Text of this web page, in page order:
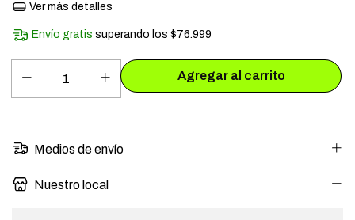
Ver más detalles
Envío gratis superando los$76.999
Medios de envío
Nuestro local